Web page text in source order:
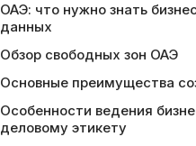
ОАЭ: что нужно знать
данных
Обзор свободных зон ОАЭ
Основные преимущества
Особенности ведения
деловому этикету